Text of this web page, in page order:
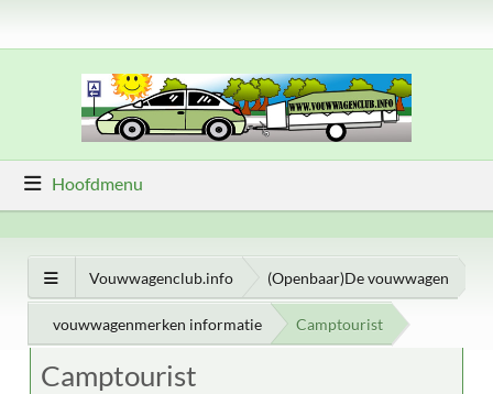
Hoofdmenu
Vouwwagenclub.info (Openbaar)De vouwwagen
vouwwagenmerken informatie Camptourist
Camptourist